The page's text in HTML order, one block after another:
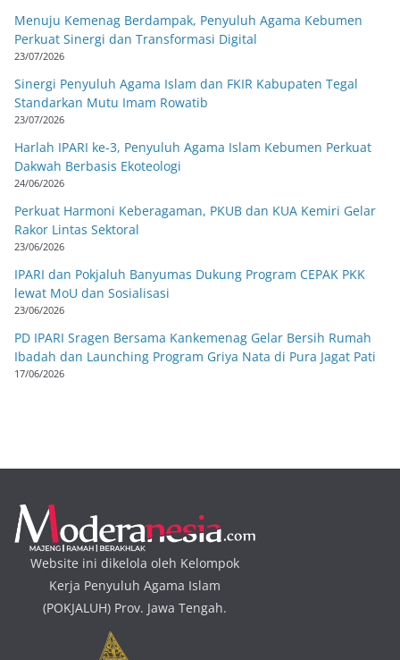
Menuju Kemenag Berdampak, Penyuluh Agama Kebumen
Perkuat Sinergi dan Transformasi Digital
23/07/2026
Sinergi Penyuluh Agama Islam dan FKIR Kabupaten Tegal
Standarkan Mutu Imam Rowatib
23/07/2026
Harlah IPARI ke-3, Penyuluh Agama Islam Kebumen Perkuat
Dakwah Berbasis Ekoteologi
24/06/2026
Perkuat Harmoni Keberagaman, PKUB dan KUA Kemiri Gelar
Rakor Lintas Sektoral
23/06/2026
IPARI dan Pokjaluh Banyumas Dukung Program CEPAK PKK
lewat MoU dan Sosialisasi
23/06/2026
PD IPARI Sragen Bersama Kankemenag Gelar Bersih Rumah
Ibadah dan Launching Program Griya Nata di Pura Jagat Pati
17/06/2026
Website ini dikelola oleh Kelompok
Kerja Penyuluh Agama Islam
(POKJALUH) Prov. Jawa Tengah.